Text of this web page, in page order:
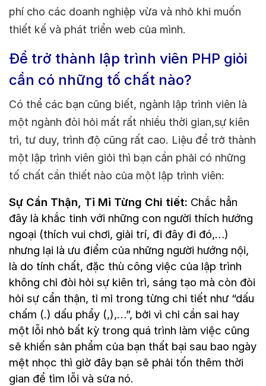
phí cho các doanh nghiệp vừa và nhỏ khi muốn
thiết kế và phát triển web của mình.
Để trở thành lập trình viên PHP giỏi
cần có những tố chất nào?
Có thể các bạn cũng biết, ngành lập trình viên là
một ngành đòi hỏi mất rất nhiều thời gian,sự kiên
trì, tư duy, trình độ cũng rất cao. Liệu để trở thành
một lập trình viên giỏi thì bạn cần phải có những
tố chất cần thiết nào của một lập trình viên:
Sự Cẩn Thận, Tỉ Mỉ Từng Chi tiết: Chắc hẳn
đây là khắc tinh với những con người thích hướng
ngoại (thích vui chơi, giải trí, đi đây đi đó,…)
nhưng lại là ưu điểm của những người hướng nội,
là do tính chất, đặc thù công việc của lập trình
không chỉ đòi hỏi sự kiên trì, sáng tạo mà còn đòi
hỏi sự cẩn thận, tỉ mỉ trong từng chi tiết như “dấu
chấm (.) dấu phẩy (,),…”, bởi vì chỉ cần sai hay
một lỗi nhỏ bất kỳ trong quá trình làm việc cũng
sẽ khiến sản phẩm của bạn thất bại sau bao ngày
mệt nhọc thì giờ đây bạn sẽ phải tốn thêm thời
gian để tìm lỗi và sửa nó.